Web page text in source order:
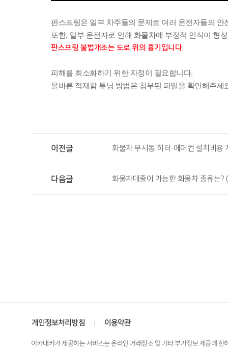
판스프링은 일부 차주들의 문제로 여러 운전자들의 안
또한, 일부 운전자로 인해 화물차에 부정적 인식이 형
판스프링 불법개조는 도로 위의 흉기입니다.
피해를 최소화하기 위한 자정이 필요합니다.
올바른 적재함 튜닝 방법은 첨부된 파일을 확인해주세
이전글 화물차 무시동 히터·에어컨 설치비
다음글 화물차대출이 가능한 화물차 종류는?
개인정보처리방침 이용약관
이카내카가 제공하는 서비스는 온라인 거래장소 및 기타 부가정보 제공에